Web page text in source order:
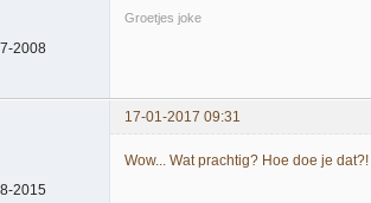
2008
Groetjes joke
17-01-2017 09:31
2015
Wow... Wat prachtig? Hoe doe je